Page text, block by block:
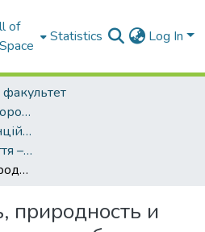
of
Statistics Log In
Кафедра екології, охорони навколишнього середовища та здорового способу життя
Матеріали конференцій кафедри екології, охорони навколишнього середовища та здорового способу життя
Здоровий спосіб життя – здорова нація – здорове суспільство
Естественность, природность и здоровье в развитии и обучении современных дошкольников
природность и